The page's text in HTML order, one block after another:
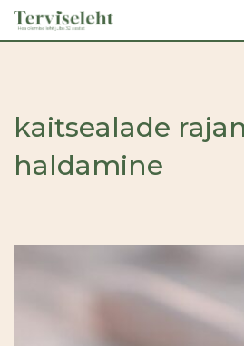
Skip
kaitsealade
haldamine